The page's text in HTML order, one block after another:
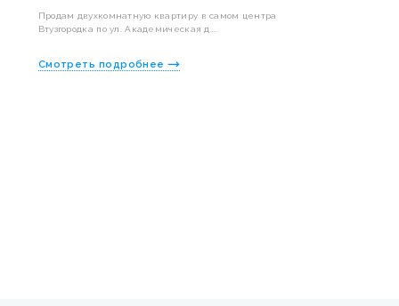
Продам двухкомнатную квартиру в самом центра
Втузгородка по ул. Академическая д....
Смотреть подробнее